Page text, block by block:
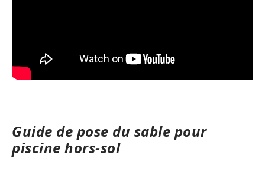
Guide de pose du sable pour
piscine hors-sol